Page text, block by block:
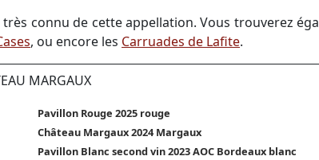
connu de cette appellation. Vous trouverez
, ou encore les Carruades de Lafite.
MARGAUX
Pavillon Rouge 2025 rouge
Château Margaux 2024 Margaux
Pavillon Blanc second vin 2023 AOC Bordeaux blanc